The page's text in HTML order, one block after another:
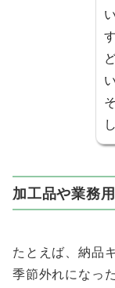
加工品や業務
たとえば、納品
季節外れになっ